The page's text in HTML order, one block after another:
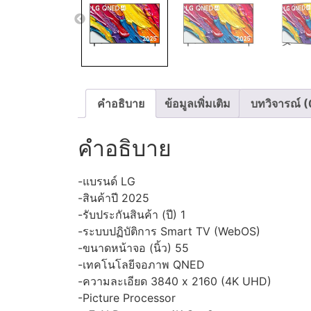
คำอธิบาย ข้อมูลเพิ่มเติม บทวิจารณ์
คำอธิบาย
-แบรนด์ LG
-สินค้าปี 2025
-รับประกันสินค้า (ปี) 1
-ระบบปฏิบัติการ Smart TV (WebOS)
-ขนาดหน้าจอ (นิ้ว) 55
-เทคโนโลยีจอภาพ QNED
-ความละเอียด 3840 x 2160 (4K UHD)
-Picture Processor